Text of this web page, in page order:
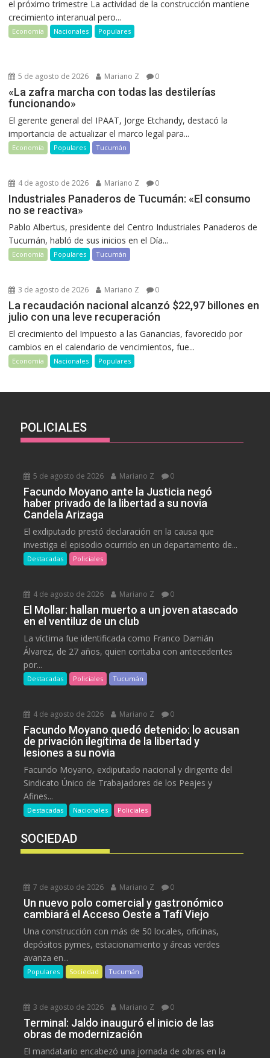
el próximo trimestre La actividad de la construcción mantiene
crecimiento interanual pero...
Economía Nacionales Populares
5 de agosto de 2026 Mariano Z 0
«La zafra marcha con todas las destilerías
funcionando»
El gerente general del IPAAT, Jorge Etchandy, destacó la
importancia de actualizar el marco legal para...
Economía Populares Tucumán
4 de agosto de 2026 Mariano Z 0
Industriales Panaderos de Tucumán: «El consumo
no se reactiva»
Pablo Albertus, presidente del Centro Industriales Panaderos de
Tucumán, habló de sus inicios en el Día...
Economía Populares Tucumán
3 de agosto de 2026 Mariano Z 0
La recaudación nacional alcanzó $22,97 billones en
julio con una leve recuperación
El crecimiento del Impuesto a las Ganancias, favorecido por
cambios en el calendario de vencimientos, fue...
Economía Nacionales Populares
POLICIALES
5 de agosto de 2026 Mariano Z 0
Facundo Moyano ante la Justicia negó
haber privado de la libertad a su novia
Candela Arizaga
El exdiputado prestó declaración en la causa que
investiga el episodio ocurrido en un departamento de...
Destacadas Policiales
4 de agosto de 2026 Mariano Z 0
El Mollar: hallan muerto a un joven atascado
en el ventiluz de un club
La víctima fue identificada como Franco Damián
Álvarez, de 27 años, quien contaba con antecedentes
por...
Destacadas Policiales Tucumán
4 de agosto de 2026 Mariano Z 0
Facundo Moyano quedó detenido: lo acusan
de privación ilegítima de la libertad y
lesiones a su novia
Facundo Moyano, exdiputado nacional y dirigente del
Sindicato Único de Trabajadores de los Peajes y
Afines...
Destacadas Nacionales Policiales
SOCIEDAD
7 de agosto de 2026 Mariano Z 0
Un nuevo polo comercial y gastronómico
cambiará el Acceso Oeste a Tafí Viejo
Una construcción con más de 50 locales, oficinas,
depósitos pymes, estacionamiento y áreas verdes
avanza en...
Populares Sociedad Tucumán
3 de agosto de 2026 Mariano Z 0
Terminal: Jaldo inauguró el inicio de las
obras de modernización
El mandatario encabezó una jornada de obras en la